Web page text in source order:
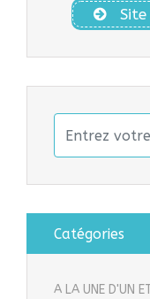
Site
Catégories
A LA UNE D'UN